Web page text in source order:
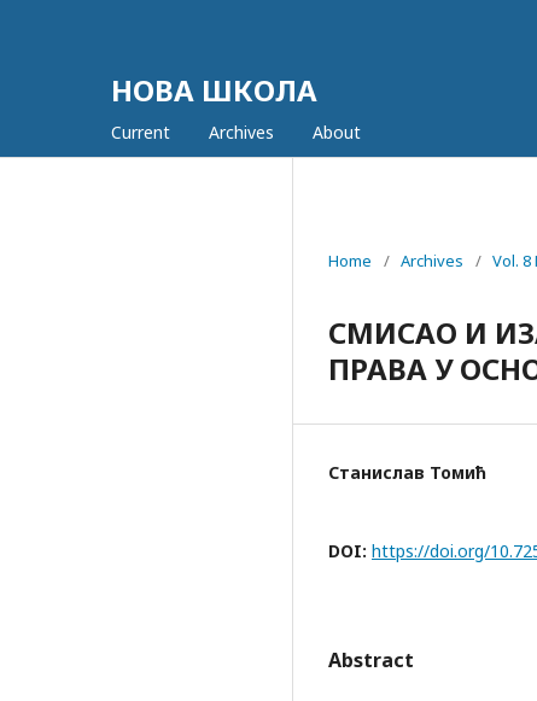
НОВА ШКОЛА
Current Archives About
Home / Archives / Vol.
СМИСАО И
ПРАВА У
Станислав Томић
DOI: https://doi.org/
Abstract